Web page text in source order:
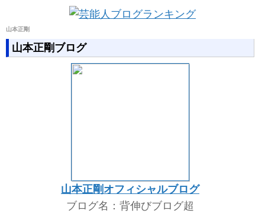
山本正剛
山本正剛ブログ
山本正剛オフィシャルブログ
ブログ名：背伸びブログ超